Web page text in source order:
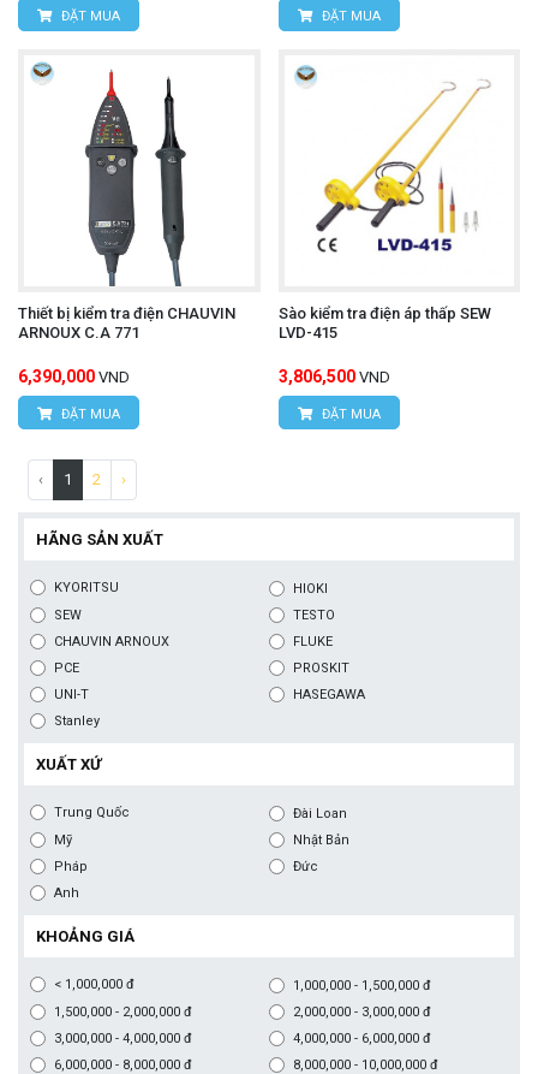
ĐẶT MUA ĐẶT MUA
Thiết bị kiểm tra điện CHAUVIN
ARNOUX C.A 771
6,390,000 VND
ĐẶT MUA
Sào kiểm tra điện áp thấp SEW
LVD-415
3,806,500 VND
ĐẶT MUA
‹ 1 2 ›
HÃNG SẢN XUẤT
KYORITSU
HIOKI
SEW
TESTO
CHAUVIN ARNOUX
FLUKE
PCE
PROSKIT
UNI-T
HASEGAWA
Stanley
XUẤT XỨ
Trung Quốc
Đài Loan
Mỹ
Nhật Bản
Pháp
Đức
Anh
KHOẢNG GIÁ
< 1,000,000 đ
1,000,000 - 1,500,000 đ
1,500,000 - 2,000,000 đ
2,000,000 - 3,000,000 đ
3,000,000 - 4,000,000 đ
4,000,000 - 6,000,000 đ
6,000,000 - 8,000,000 đ
8,000,000 - 10,000,000 đ